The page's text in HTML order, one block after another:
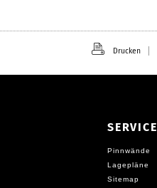
Drucken
SERVICE
Pinnwände
Lagepläne
Sitemap